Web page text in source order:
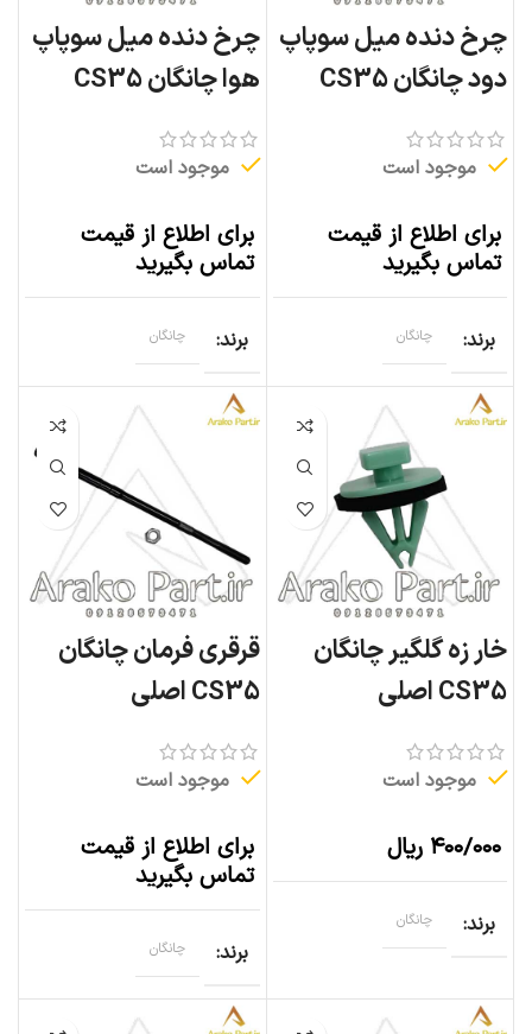
چرخ دنده میل سوپاپ
دود چانگان CS35
موجود است
برای اطلاع از قیمت
تماس بگیرید
برند چانگان
چرخ دنده میل سوپاپ
هوا چانگان CS35
موجود است
برای اطلاع از قیمت
تماس بگیرید
برند چانگان
خار زه گلگیر چانگان
CS35 اصلی
موجود است
۴۰۰/۰۰۰ ریال
برند چانگان
قرقری فرمان چانگان
CS35 اصلی
موجود است
برای اطلاع از قیمت
تماس بگیرید
برند چانگان